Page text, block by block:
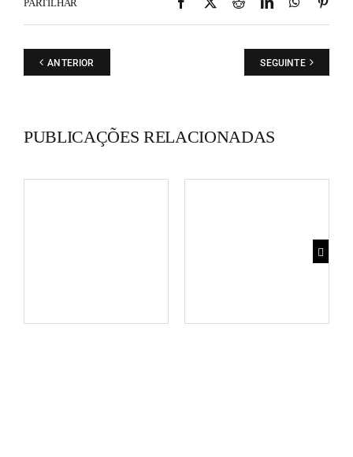
PARTILHAR
ANTERIOR SEGUINTE
PUBLICAÇÕES RELACIONADAS